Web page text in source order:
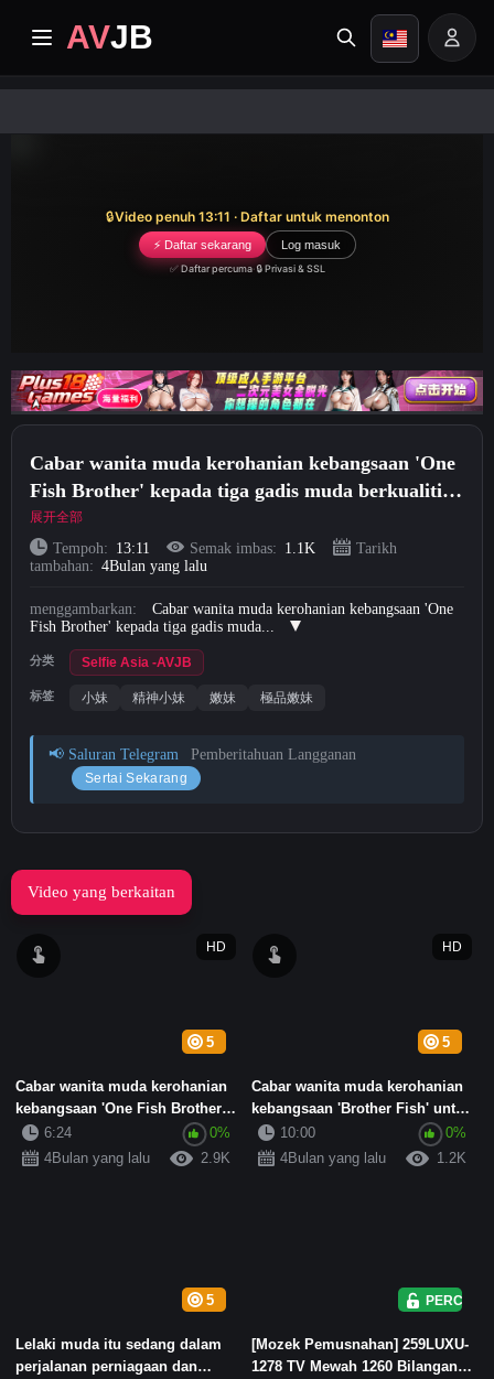
AVJB
Pusat Misi
Image search
Short Videos
Log masuk
Daftar
🔒Video penuh 13:11 · Daftar untuk menonton
⚡ Daftar sekarang Log masuk
✅ Daftar percuma·🔒 Privasi & SSL
Cabar wanita muda kerohanian kebangsaan 'One
Fish Brother' kepada tiga gadis muda berkualiti
tinggi! Pelacur kecil yang ketat dan licin sedang
ditiduri dan mengerang tanpa henti, dengan suara
yang indah (1)
展开全部
Tempoh: 13:11 Semak imbas: 1.1K
Tarikh
tambahan: 4Bulan yang lalu
menggambarkan:
Cabar wanita muda kerohanian kebangsaan 'One
Fish Brother' kepada tiga gadis muda...
分类 Selfie Asia -AVJB
标签 小妹 精神小妹 嫩妹 極品嫩妹
📢 Saluran Telegram Pemberitahuan Langganan
Sertai Sekarang
Video yang berkaitan
5
HD
Cabar wanita muda kerohanian
kebangsaan 'One Fish Brother'
kepada tiga gad...
6:24
0%
4Bulan yang lalu
2.9K
5
HD
Cabar wanita muda kerohanian
kebangsaan 'Brother Fish' untuk
kontrak bahar...
10:00
0%
4Bulan yang lalu
1.2K
5
Lelaki muda itu sedang dalam
perjalanan perniagaan dan
PERCUMA
[Mozek Pemusnahan] 259LUXU-
1278 TV Mewah 1260 Bilangan